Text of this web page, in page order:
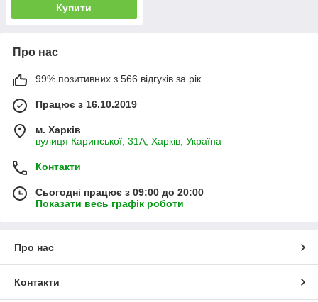
Купити
Про нас
99% позитивних з 566 відгуків за рік
Працює з 16.10.2019
м. Харків
вулиця Каринської, 31А, Харків, Україна
Контакти
Сьогодні працює з 09:00 до 20:00
Показати весь графік роботи
Про нас
Контакти